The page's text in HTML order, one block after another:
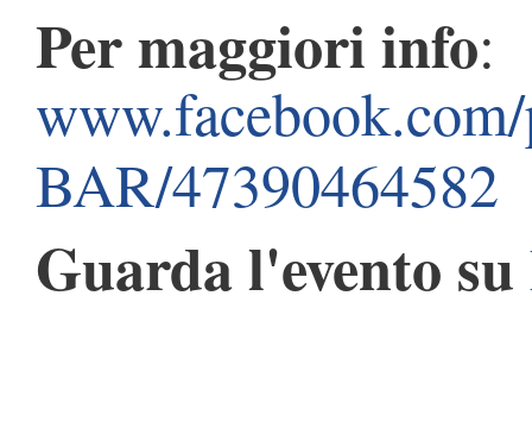
Per maggiori info:
BAR/47390464582
Guarda l'evento su